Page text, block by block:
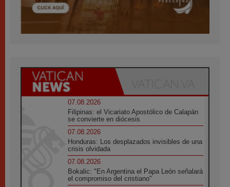
07.08.2026
Filipinas: el Vicariato Apostólico de Calapán
se convierte en diócesis
07.08.2026
Honduras: Los desplazados invisibles de una
crisis olvidada
07.08.2026
Bokalic: "En Argentina el Papa León señalará
el compromiso del cristiano"